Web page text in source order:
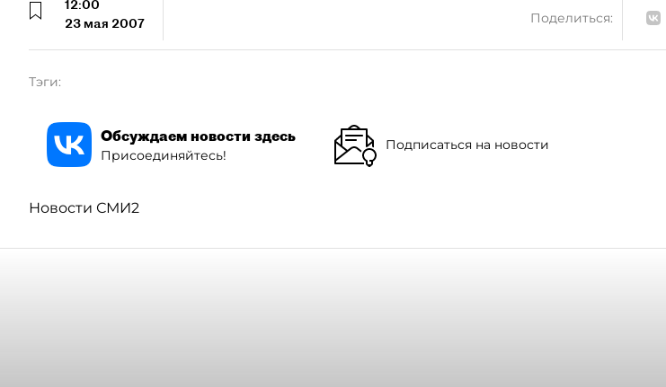
12:00
23 мая 2007
Поделиться:
Тэги:
Обсуждаем новости здесь
Присоединяйтесь!
Подписаться на новости
Новости СМИ2